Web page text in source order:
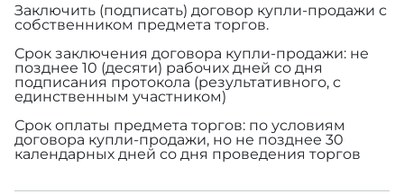
Заключить (подписать) договор купли-продажи с
собственником предмета торгов.
Срок заключения договора купли-продажи: не
позднее 10 (десяти) рабочих дней со дня
подписания протокола (результативного, с
единственным участником)
Срок оплаты предмета торгов: по условиям
договора купли-продажи, но не позднее 30
календарных дней со дня проведения торгов